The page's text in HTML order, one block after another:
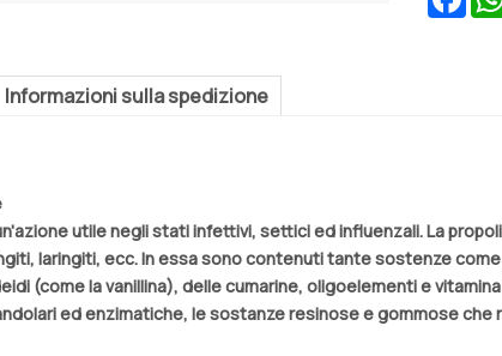
Informazioni sulla spedizione
utile negli stati infettivi, settici ed influenzali. La
laringiti, ecc. In essa sono contenuti tante sostenze
(come la vanillina), delle cumarine, oligoelementi e
ed enzimatiche, le sostanze resinose e gommose che